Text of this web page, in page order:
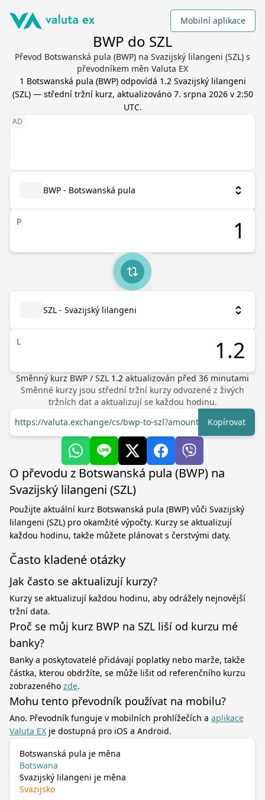
Mobilní aplikace
BWP do SZL
Převod Botswanská pula (BWP) na Svazijský lilangeni (SZL) s
převodníkem měn Valuta EX
1 Botswanská pula (BWP) odpovídá 1.2 Svazijský lilangeni
(SZL) — střední tržní kurz, aktualizováno 7. srpna 2026 v 2:50
UTC.
BWP - Botswanská pula
P
SZL - Svazijský lilangeni
L
Směnný kurz BWP / SZL 1.2 aktualizován před 36 minutami
Směnné kurzy jsou střední tržní kurzy odvozené z živých
tržních dat a aktualizují se každou hodinu.
https://valuta.exchange/cs/bwp-to-szl?amount=1 Kopírovat
O převodu z Botswanská pula (BWP) na
Svazijský lilangeni (SZL)
Použijte aktuální kurz Botswanská pula (BWP) vůči Svazijský
lilangeni (SZL) pro okamžité výpočty. Kurzy se aktualizují
každou hodinu, takže můžete plánovat s čerstvými daty.
Často kladené otázky
Jak často se aktualizují kurzy?
Kurzy se aktualizují každou hodinu, aby odrážely nejnovější
tržní data.
Proč se můj kurz BWP na SZL liší od kurzu mé
banky?
Banky a poskytovatelé přidávají poplatky nebo marže, takže
částka, kterou obdržíte, se může lišit od referenčního kurzu
zobrazeného zde.
Mohu tento převodník používat na mobilu?
Ano. Převodník funguje v mobilních prohlížečích a aplikace
Valuta EX je dostupná pro iOS a Android.
Botswanská pula je měna
Botswana
Svazijský lilangeni je měna
Svazijsko